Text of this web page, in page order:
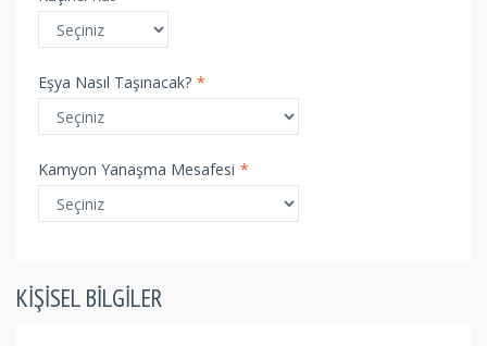
Eşya Nasıl Taşınacak? *
Kamyon Yanaşma Mesafesi *
KIŞISEL BILGILER